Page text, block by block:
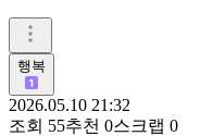
행복
2026.05.10 21:32
조회 55추천 0스크랩 0